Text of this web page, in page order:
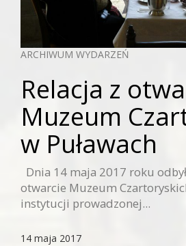
ARCHIWUM WYDARZEŃ
Relacja z
Muzeum
w Puławach
Dnia 14 maja 2017 roku
otwarcie Muzeum
instytucji prowadzonej...
14 maja 2017